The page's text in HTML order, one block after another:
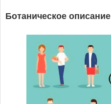
Ботаническое описание